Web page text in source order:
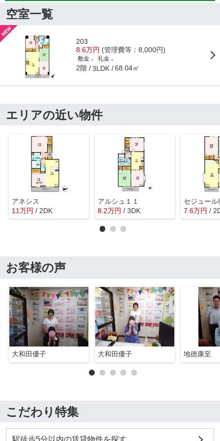
空室一覧
203
8.6万円 (管理費等：8,000円)
敷金 - 礼金 -
2階 3LDK 68.04㎡
エリアの近い物件
アネシス
11万円 / 2DK
アルシュ１１
8.2万円 / 3DK
セジュー
7.6万円 /
お客様の声
大和田優子 大和田優子 地徳康至
こだわり特集
駅徒歩5分以内の賃貸物件を探す